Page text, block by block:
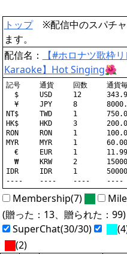
トップ※配信中のスパチャ
ます。
配信名：
【#ホロナツ歌枠
Karaoke】Hot Singing🌺
記号	通貨	回数	通貨毎合計	円換算合計
  $	USD	12	343.99		49,698円
  ¥	JPY	8	8000.00		8,000円
NT$	TWD	1	750.00		3,744円
HK$	HKD	3	200.00		3,681円
RON	RON	1	100.00		3,364円
MYR	MYR	1	60.00		2,054円
  €	EUR	1	11.99		2,040円
  ₩	KRW	2	15000.00	1,590円
IDR	IDR	1	50000.00	446円
Membership(7)
(贈った：13、贈られた：99)
SuperChat(30/30)
(2)